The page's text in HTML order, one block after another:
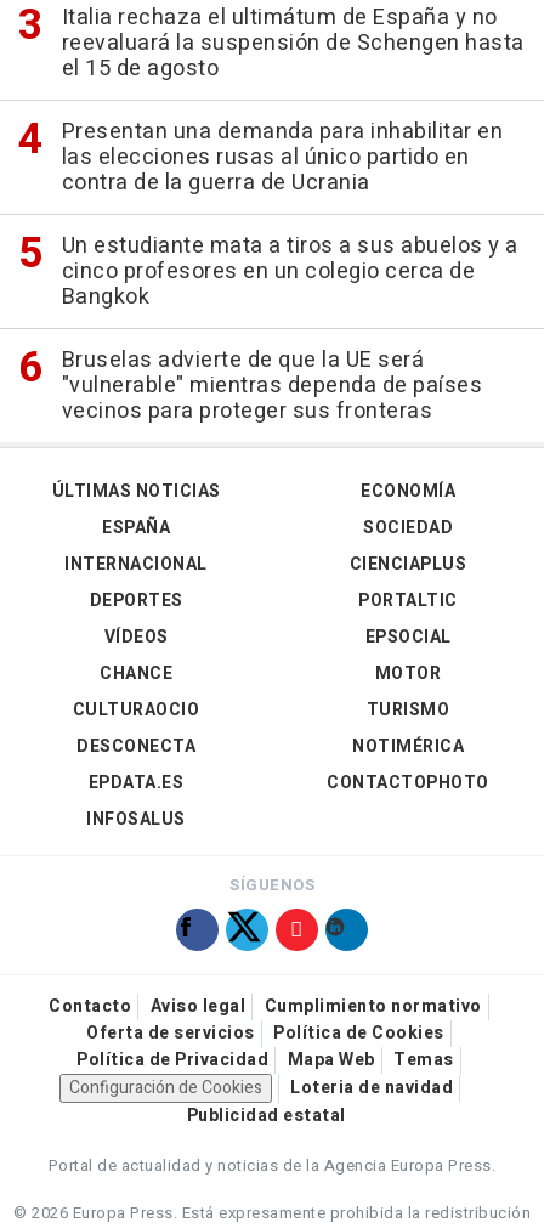
Italia rechaza el ultimátum de España y no
reevaluará la suspensión de Schengen hasta
el 15 de agosto
Presentan una demanda para inhabilitar en
las elecciones rusas al único partido en
contra de la guerra de Ucrania
Un estudiante mata a tiros a sus abuelos y a
cinco profesores en un colegio cerca de
Bangkok
Bruselas advierte de que la UE será
"vulnerable" mientras dependa de países
vecinos para proteger sus fronteras
ÚLTIMAS NOTICIAS
ESPAÑA
INTERNACIONAL
DEPORTES
VÍDEOS
ECONOMÍA
SOCIEDAD
CIENCIAPLUS
PORTALTIC
EPSOCIAL
CHANCE
CULTURAOCIO
DESCONECTA
EPDATA.ES
INFOSALUS
MOTOR
TURISMO
NOTIMÉRICA
CONTACTOPHOTO
SÍGUENOS
Contacto Aviso legal
Cumplimiento normativo
Oferta de servicios
Política de Cookies
Política de Privacidad
Mapa Web
Temas
Configuración de Cookies
Loteria de navidad
Publicidad estatal
Portal de actualidad y noticias de la Agencia Europa Press.
© 2026 Europa Press. Está expresamente prohibida la redistribución